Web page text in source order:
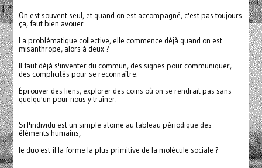
On est souvent seul, et quand on est accompagné, c'est pas toujours
ça, faut bien avouer.
La problématique collective, elle commence déjà quand on est
misanthrope, alors à deux ?
Il faut déjà s'inventer du commun, des signes pour communiquer,
des complicités pour se reconnaître.
Éprouver des liens, explorer des coins où on se rendrait pas sans
quelqu'un pour nous y traîner.
Si l'individu est un simple atome au tableau périodique des
éléments humains,
le duo est-il la forme la plus primitive de la molécule sociale ?